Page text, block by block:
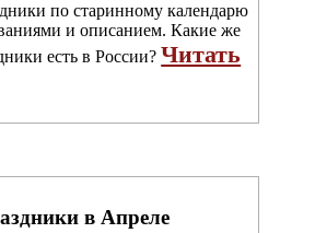
по старинному календарю
и описанием. Какие же
есть в России? Читать
в Апреле